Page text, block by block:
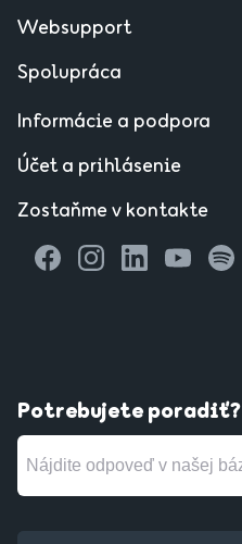
Websupport
Spolupráca
Informácie a podpora
Účet a prihlásenie
Zostaňme v kontakte
Potrebujete poradiť?